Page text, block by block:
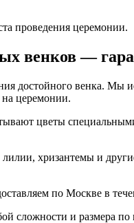
проведения церемонии.
венков —
достойного венка. Мы
на церемонии.
цветы
хризантемы и
по Москве в
сложности и размера